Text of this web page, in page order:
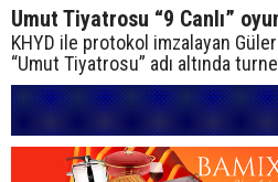
Umut Tiyatrosu “9 Canlı”
KHYD ile protokol imzalayan
“Umut Tiyatrosu” adı altında